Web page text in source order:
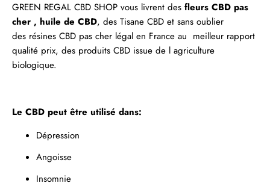
GREEN REGAL CBD SHOP vous livrent des fleurs CBD pas
cher , huile de CBD, des Tisane CBD et sans oublier
des résines CBD pas cher légal en France au meilleur rapport
qualité prix, des produits CBD issue de l agriculture
biologique.
Le CBD peut être utilisé dans:
Dépression
Angoisse
Insomnie